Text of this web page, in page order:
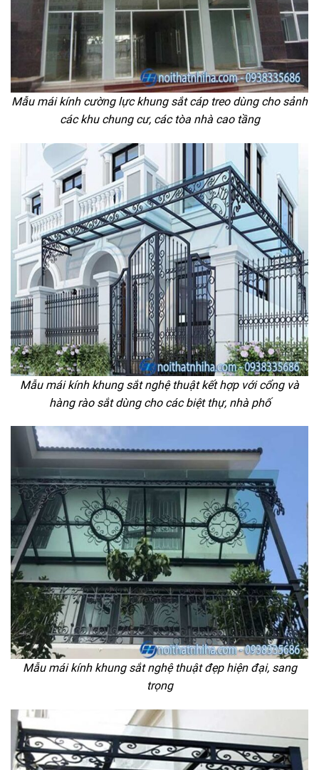
Mẫu mái kính cường lực khung sắt cáp treo dùng cho sảnh
các khu chung cư, các tòa nhà cao tầng
Mẫu mái kính khung sắt nghệ thuật kết hợp với cổng và
hàng rào sắt dùng cho các biệt thự, nhà phố
Mẫu mái kính khung sắt nghệ thuật đẹp hiện đại, sang
trọng